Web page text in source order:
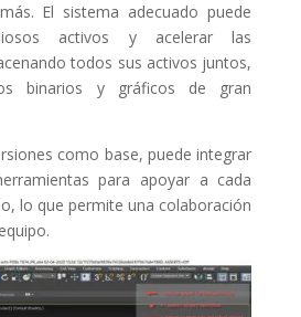
El sistema adecuado puede
activos y acelerar las
todos sus activos juntos,
binarios y gráficos de gran
como base, puede integrar
para apoyar a cada
lo que permite una colaboración